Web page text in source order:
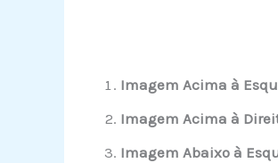
Imagem Acima à
Imagem Acima à
Imagem Abaixo à